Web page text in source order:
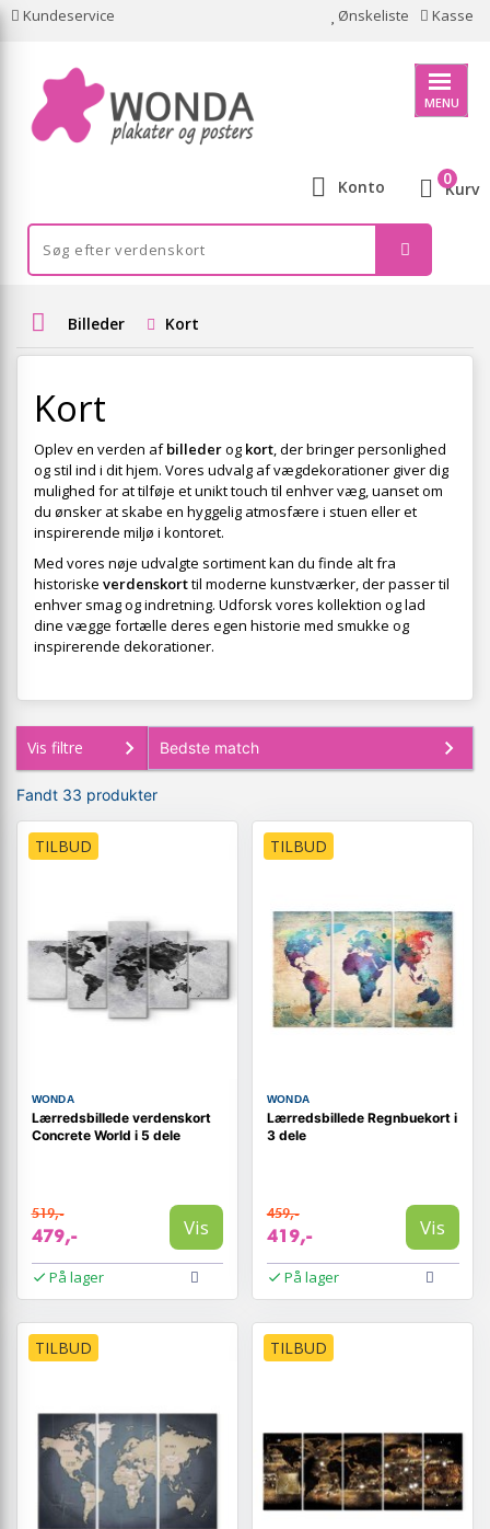
Kundeservice Ønskeliste Kasse
MENU
Konto Kurv
0
Billeder Kort
Kort
Oplev en verden afbillederog kort, der bringer personlighed
og stil ind i dit hjem. Vores udvalg af vægdekorationer giver dig
mulighed for at tilføje et unikt touch til enhver væg, uanset om
du ønsker at skabe en hyggelig atmosfære i stuen eller et
inspirerende miljø i kontoret.
Med vores nøje udvalgte sortiment kan du finde alt fra
historiske verdenskorttil moderne kunstværker, der passer til
enhver smag og indretning. Udforsk vores kollektion og lad
dine vægge fortælle deres egen historie med smukke og
inspirerende dekorationer.
Vis filtre
Fandt 33 produkter
TILBUD
WONDA
Lærredsbillede verdenskort
Concrete World i 5 dele
519,-
479,- Vis
På lager
TILBUD
WONDA
Lærredsbillede Regnbuekort i
3 dele
459,-
419,- Vis
På lager
TILBUD TILBUD